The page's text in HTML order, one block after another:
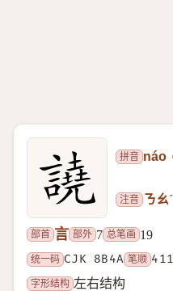
拼音 náo
注音 ㄋㄠˊ
部首 言 部外 7 总笔画 19
统一码 CJK 8B4A 笔顺
字形结构 左右结构